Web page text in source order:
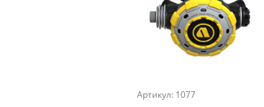
Артикул: 1077